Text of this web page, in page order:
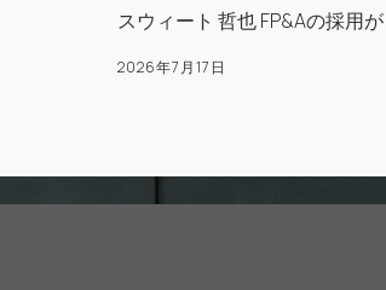
スウィート 哲也 FP&Aの採用
2026年7月17日